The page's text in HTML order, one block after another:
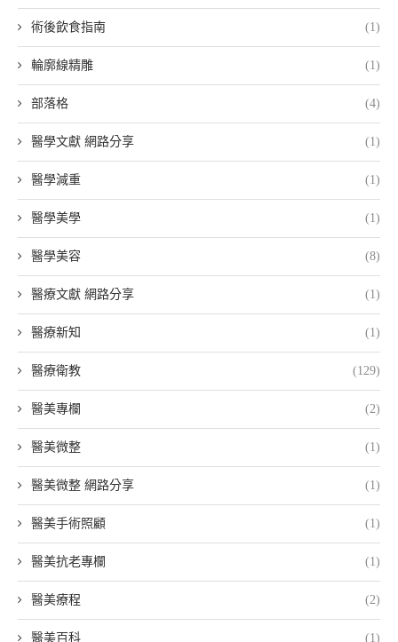
術後飲食指南 (1)
輪廓線精雕 (1)
部落格 (4)
醫學文獻 網路分享 (1)
醫學減重 (1)
醫學美學 (1)
醫學美容 (8)
醫療文獻 網路分享 (1)
醫療新知 (1)
醫療衛教 (129)
醫美專欄 (2)
醫美微整 (1)
醫美微整 網路分享 (1)
醫美手術照顧 (1)
醫美抗老專欄 (1)
醫美療程 (2)
醫美百科 (1)